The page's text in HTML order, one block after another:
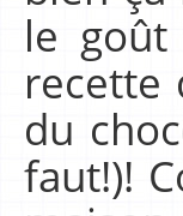
le
recette
du
faut!)!